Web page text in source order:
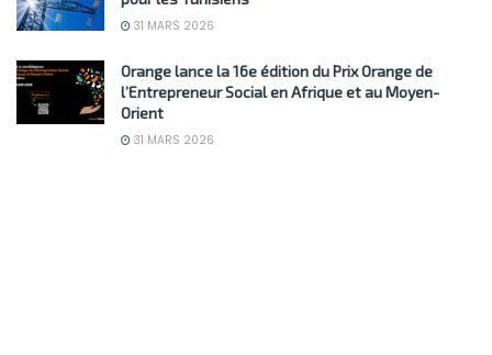
31 MARS 2026
Orange lance la 16e édition du Prix Orange de
l’Entrepreneur Social en Afrique et au Moyen-
Orient
31 MARS 2026